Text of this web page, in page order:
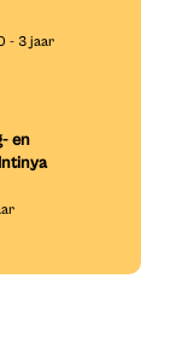
- 3 jaar
en